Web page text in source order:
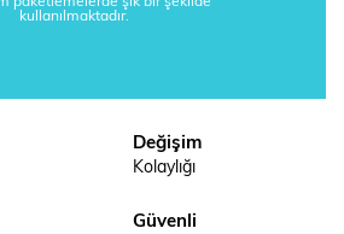
kullanılmaktadır.
Değişim
Kolaylığı
Güvenli